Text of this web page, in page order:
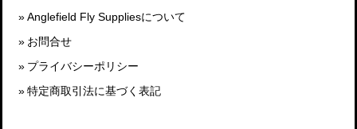
Anglefield Fly Suppliesについて
お問合せ
プライバシーポリシー
特定商取引法に基づく表記